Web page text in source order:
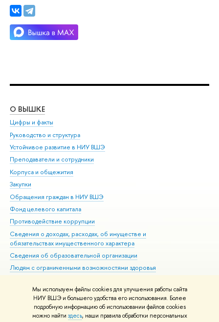
Мы используем файлы cookies для улучшения работы сайта
НИУ ВШЭ и большего удобства его использования. Более
подробную информацию об использовании файлов cookies
можно найти здесь, наши правила обработки персональных
О ВЫШКЕ
Цифры и факты
Руководство и структура
Устойчивое развитие в НИУ ВШЭ
Преподаватели и сотрудники
Корпуса и общежития
Закупки
Обращения граждан в НИУ ВШЭ
Фонд целевого капитала
Противодействие коррупции
Сведения о доходах, расходах, об имуществе и
обязательствах имущественного характера
Сведения об образовательной организации
Людям с ограниченными возможностями здоровья
Работа в Вышке